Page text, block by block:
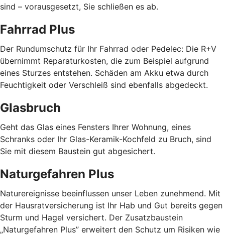
sind – vorausgesetzt, Sie schließen es ab.
Fahrrad Plus
Der Rundumschutz für Ihr Fahrrad oder Pedelec: Die R+V
übernimmt Reparaturkosten, die zum Beispiel aufgrund
eines Sturzes entstehen. Schäden am Akku etwa durch
Feuchtigkeit oder Verschleiß sind ebenfalls abgedeckt.
Glasbruch
Geht das Glas eines Fensters Ihrer Wohnung, eines
Schranks oder Ihr Glas-Keramik-Kochfeld zu Bruch, sind
Sie mit diesem Baustein gut abgesichert.
Naturgefahren Plus
Naturereignisse beeinflussen unser Leben zunehmend. Mit
der Hausratversicherung ist Ihr Hab und Gut bereits gegen
Sturm und Hagel versichert. Der Zusatzbaustein
„Naturgefahren Plus” erweitert den Schutz um Risiken wie